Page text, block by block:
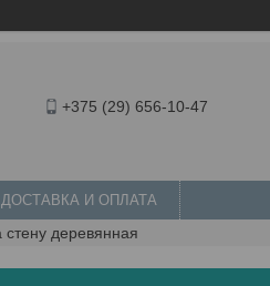
+375 (29) 656-10-47
ДОСТАВКА И ОПЛАТА
деревянная